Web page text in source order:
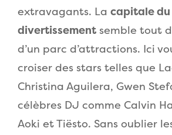
extravagants. La capitale du
divertissement semble tout
d’un parc d’attractions. Ici
croiser des stars telles que
Christina Aguilera, Gwen
célèbres DJ comme Calvin
Aoki et Tiësto. Sans oublier